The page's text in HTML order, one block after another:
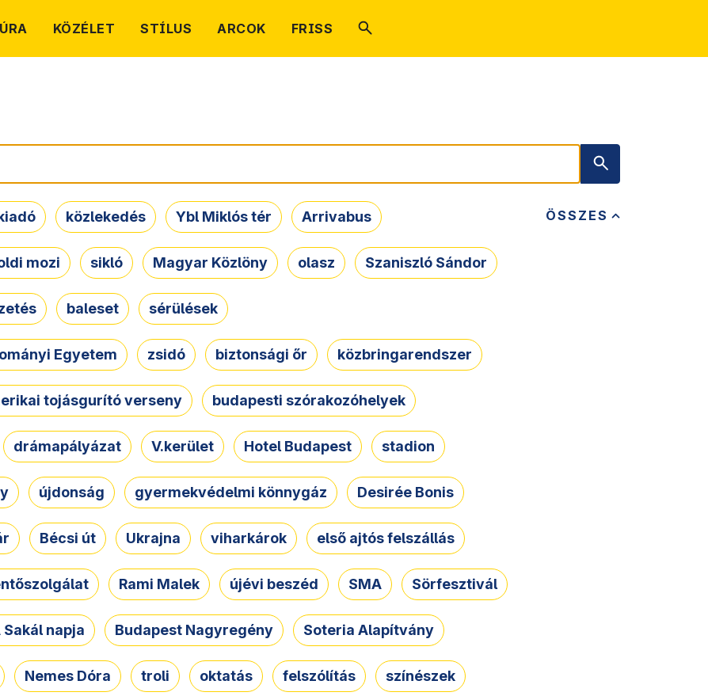
KÖZÉLET STÍLUS ARCOK FRISS
ÖSSZES
közlekedés Ybl Miklós tér Arrivabus
mozi sikló Magyar Közlöny olasz Szaniszló Sándor
baleset sérülések
Egyetem zsidó biztonsági őr közbringarendszer
tojásgurító verseny budapesti szórakozóhelyek
drámapályázat V.kerület Hotel Budapest stadion
újdonság gyermekvédelmi könnygáz Desirée Bonis
Bécsi út Ukrajna viharkárok első ajtós felszállás
Rami Malek újévi beszéd SMA Sörfesztivál
Sakál napja Budapest Nagyregény Soteria Alapítvány
Nemes Dóra troli oktatás felszólítás színészek